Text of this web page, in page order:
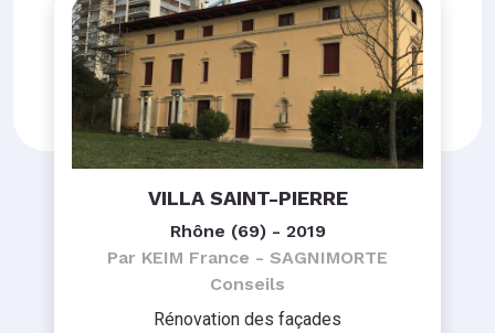
VILLA SAINT-PIERRE
Rhône (69) - 2019
Par KEIM France - SAGNIMORTE
Conseils
Rénovation des façades